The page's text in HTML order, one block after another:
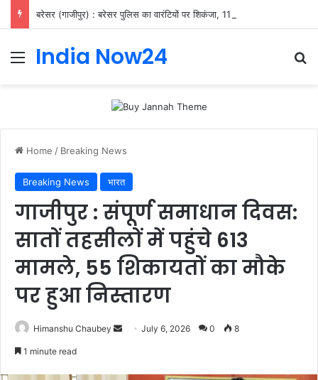
बरेसर (गाजीपुर) : बरेसर पुलिस का वारंटियों पर शिकंजा, 11 गिरफ्तार
India Now24
Home / Breaking News
Breaking News भारत
गाजीपुर : संपूर्ण समाधान दिवस:
सातों तहसीलों में पहुंचे 613
मामले, 55 शिकायतों का मौके
पर हुआ निस्तारण
Himanshu Chaubey July 6, 2026 0 8
1 minute read